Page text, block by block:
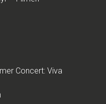
Concert: Viva